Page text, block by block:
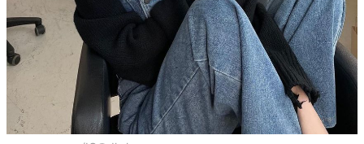
source/IG@dlwlrma
IU私服穿搭解析：減齡最必備俏皮吊帶褲
邁入30歲的IU雖然長著一張甜美的娃娃臉，但適度的